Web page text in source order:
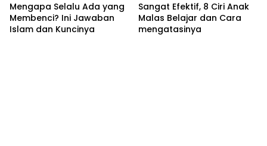
Mengapa Selalu Ada yang
Membenci? Ini Jawaban
Islam dan Kuncinya
Sangat Efektif, 8 Ciri Anak
Malas Belajar dan Cara
mengatasinya